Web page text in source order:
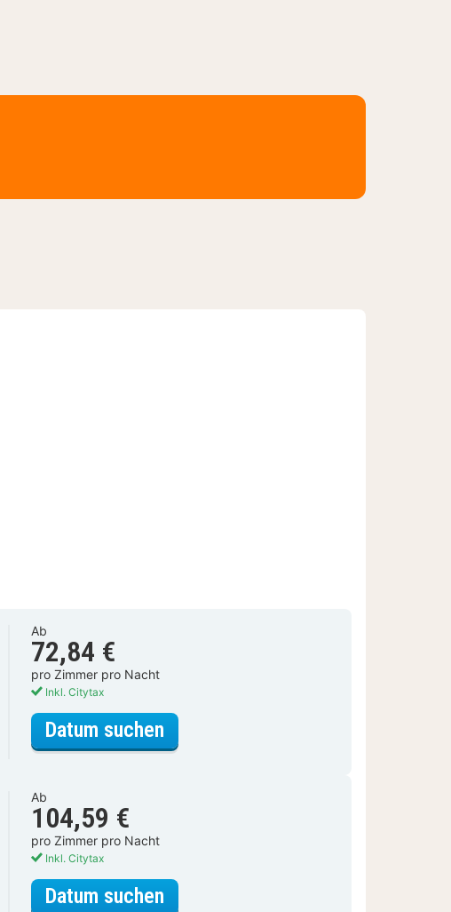
Ab
72,84 €
pro Zimmer pro Nacht
Inkl. Citytax
Datum suchen
Ab
104,59 €
pro Zimmer pro Nacht
Inkl. Citytax
Datum suchen